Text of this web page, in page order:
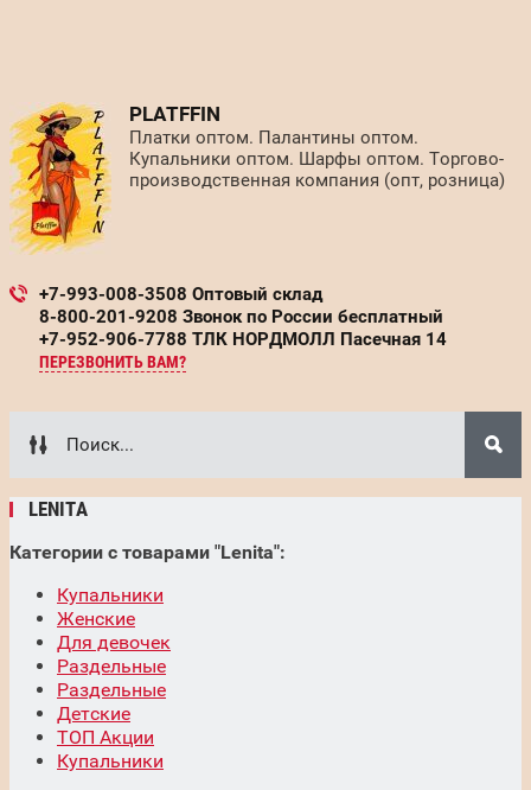
PLATFFIN
Платки оптом. Палантины оптом.
Купальники оптом. Шарфы оптом. Торгово-
производственная компания (опт, розница)
+7-993-008-3508 Оптовый склад
8-800-201-9208 Звонок по России бесплатный
+7-952-906-7788 ТЛК НОРДМОЛЛ Пасечная 14
ПЕРЕЗВОНИТЬ ВАМ?
LENITA
Категории с товарами "Lenita":
Купальники
Женские
Для девочек
Раздельные
Раздельные
Детские
ТОП Акции
Купальники